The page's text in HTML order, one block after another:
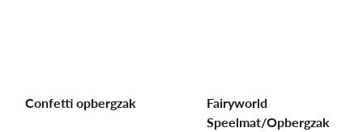
Confetti opbergzak
Fairyworld
Speelmat/Opbergzak